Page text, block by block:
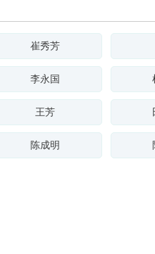
崔秀芳
李永国
王芳
陈成明